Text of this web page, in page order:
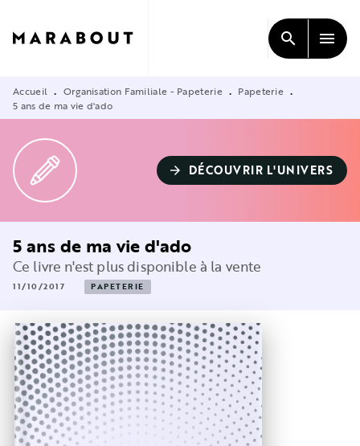
CONTENU
search menu
Accueil • Organisation Familiale - Papeterie • Papeterie •
5 ans de ma vie d'ado
arrow_forward DÉCOUVRIR L'UNIVERS
5 ans de ma vie d'ado
Ce livre n'est plus disponible à la vente
11/10/2017 PAPETERIE